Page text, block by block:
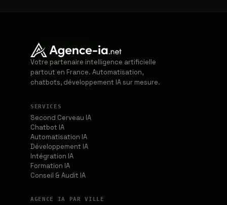
Votre partenaire intelligence artificielle
partout en France. Automatisation,
chatbots, développement IA sur mesure.
SERVICES
Second Cerveau IA
Chatbot IA
Automatisation IA
Développement IA
Intégration IA
Formation IA
Conseil & Audit IA
AGENCE IA PAR VILLE